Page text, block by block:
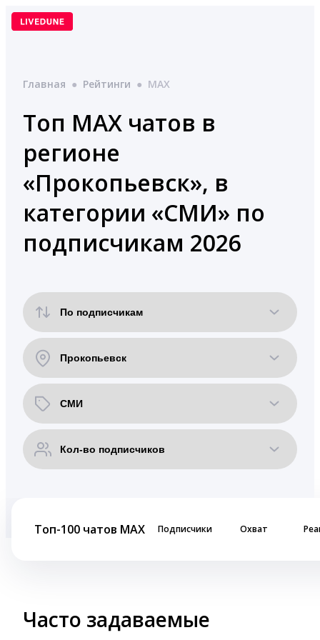
Перейти
Главная ● Рейтинги ● MAX
Топ MAX чатов в
регионе
«Прокопьевск», в
категории «СМИ» по
подписчикам 2026
Топ-100 чатов MAX Подписчики Охват
Часто задаваемые